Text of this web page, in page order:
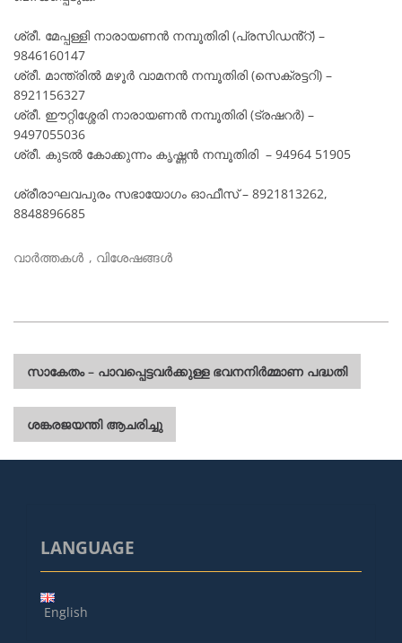
ശ്രീ. മേപ്പള്ളി നാരായണൻ നമ്പൂതിരി (പ്രസിഡൻ്റ്) –
9846160147
ശ്രീ. മാന്ത്രിൽ മഴൂർ വാമനൻ നമ്പൂതിരി (സെക്രട്ടറി) –
8921156327
ശ്രീ. ഈറ്റിശ്ശേരി നാരായണൻ നമ്പൂതിരി (ട്രഷറർ) –
9497055036
ശ്രീ. കുടൽ കോക്കുന്നം കൃഷ്ണൻ നമ്പൂതിരി – 94964 51905
ശ്രീരാഘവപുരം സഭായോഗം ഓഫീസ് – 8921813262,
8848896685
വാർത്തകൾ , വിശേഷങ്ങൾ
പോസ്റ്റുകളിലൂടെ
സാകേതം – പാവപ്പെട്ടവർക്കുള്ള ഭവനനിർമ്മാണ പദ്ധതി
ശങ്കരജയന്തി ആചരിച്ചു
LANGUAGE
English